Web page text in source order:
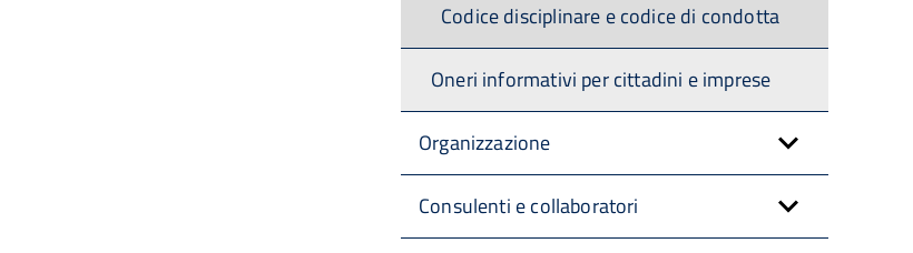
Codice disciplinare e codice di condotta
Oneri informativi per cittadini e imprese
Organizzazione
Consulenti e collaboratori